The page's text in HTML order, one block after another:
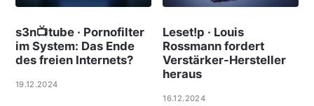
s3n📺tube · Pornofilter
im System: Das Ende
des freien Internets?
19.12.2024
Leset!p · Louis
Rossmann fordert
Verstärker-Hersteller
heraus
16.12.2024